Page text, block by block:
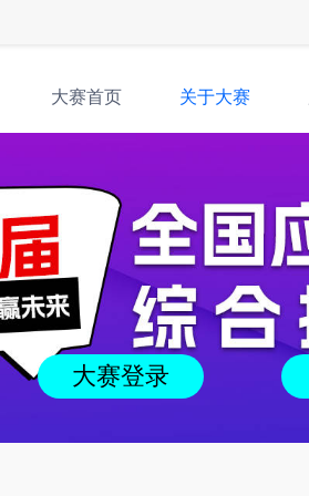
大赛首页 关于大赛
大赛登录